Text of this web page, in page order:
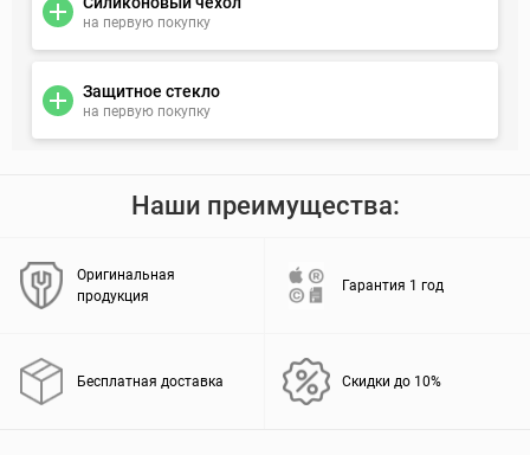
на первую покупку
Защитное стекло
на первую покупку
Наши преимущества:
Оригинальная
продукция
Гарантия 1 год
Бесплатная доставка Скидки до 10%